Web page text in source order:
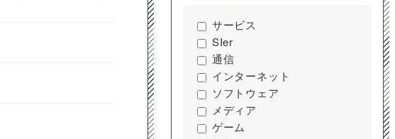
サービス
SIer
通信
インターネット
ソフトウェア
メディア
ゲーム